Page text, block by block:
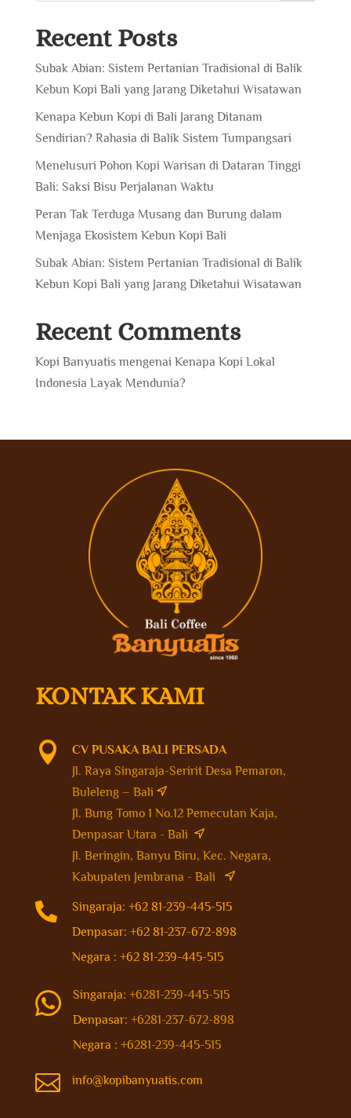
Recent Posts
Subak Abian: Sistem Pertanian Tradisional di Balik
Kebun Kopi Bali yang Jarang Diketahui Wisatawan
Kenapa Kebun Kopi di Bali Jarang Ditanam
Sendirian? Rahasia di Balik Sistem Tumpangsari
Menelusuri Pohon Kopi Warisan di Dataran Tinggi
Bali: Saksi Bisu Perjalanan Waktu
Peran Tak Terduga Musang dan Burung dalam
Menjaga Ekosistem Kebun Kopi Bali
Subak Abian: Sistem Pertanian Tradisional di Balik
Kebun Kopi Bali yang Jarang Diketahui Wisatawan
Recent Comments
Kopi Banyuatismengenai Kenapa Kopi Lokal
Indonesia Layak Mendunia?
KONTAK KAMI

CV PUSAKA BALI PERSADA
Jl. Raya Singaraja-Seririt Desa Pemaron,
Buleleng – Bali
Jl. Bung Tomo 1 No.12 Pemecutan Kaja,
Denpasar Utara - Bali
Jl. Beringin, Banyu Biru, Kec. Negara,
Kabupaten Jembrana - Bali

Singaraja: +62 81-239-445-515
Denpasar: +62 81-237-672-898
Negara : +62 81-239-445-515
 Singaraja: +6281-239-445-515
Denpasar: +6281-237-672-898
Negara : +6281-239-445-515
 info@kopibanyuatis.com